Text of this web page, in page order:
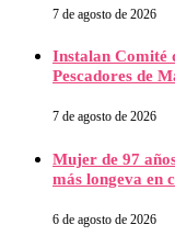
7 de agosto de 2026
Instalan Comité
Pescadores de
7 de agosto de 2026
Mujer de 97
más longeva en
6 de agosto de 2026